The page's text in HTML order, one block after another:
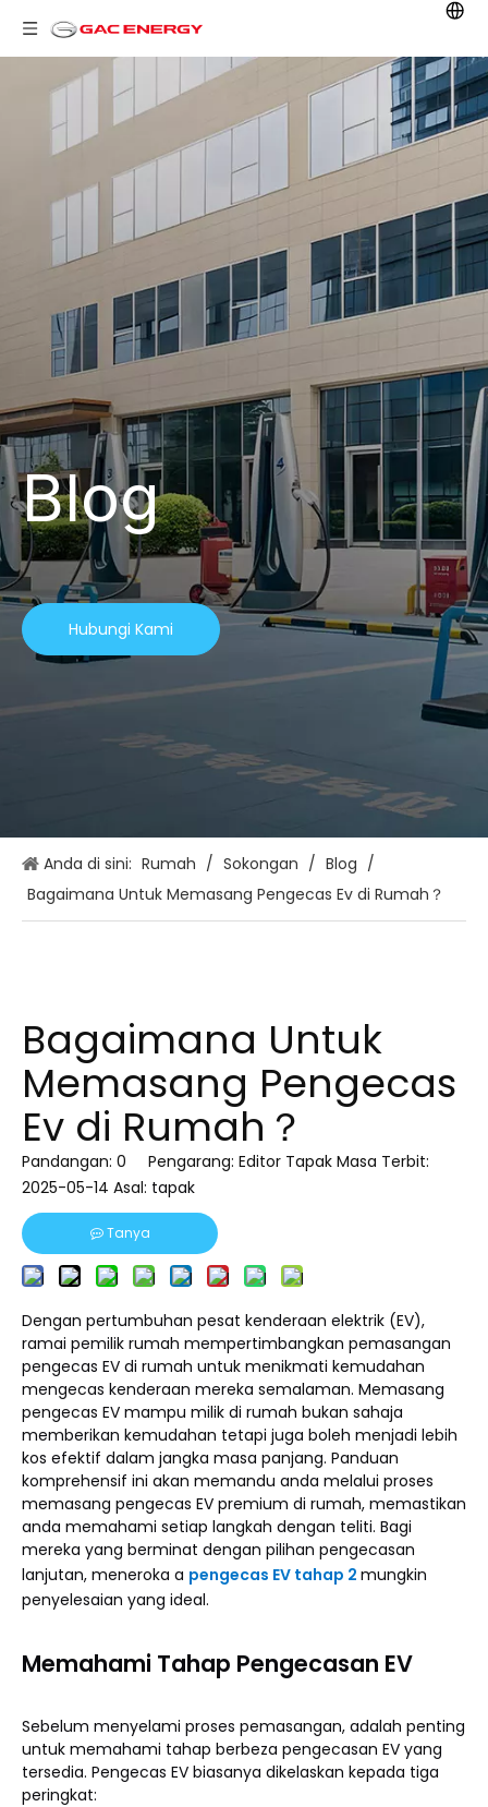
Blog
Hubungi Kami
Anda di sini: Rumah / Sokongan / Blog /
Bagaimana Untuk Memasang Pengecas Ev di Rumah？
Bagaimana Untuk
Memasang Pengecas
Ev di Rumah？
Pandangan: 0 Pengarang: Editor Tapak Masa Terbit:
2025-05-14 Asal: tapak
Tanya
Dengan pertumbuhan pesat kenderaan elektrik (EV),
ramai pemilik rumah mempertimbangkan pemasangan
pengecas EV di rumah untuk menikmati kemudahan
mengecas kenderaan mereka semalaman. Memasang
pengecas EV mampu milik di rumah bukan sahaja
memberikan kemudahan tetapi juga boleh menjadi lebih
kos efektif dalam jangka masa panjang. Panduan
komprehensif ini akan memandu anda melalui proses
memasang pengecas EV premium di rumah, memastikan
anda memahami setiap langkah dengan teliti. Bagi
mereka yang berminat dengan pilihan pengecasan
lanjutan, meneroka a pengecas EV tahap 2 mungkin
penyelesaian yang ideal.
Memahami Tahap Pengecasan EV
Sebelum menyelami proses pemasangan, adalah penting
untuk memahami tahap berbeza pengecasan EV yang
tersedia. Pengecas EV biasanya dikelaskan kepada tiga
peringkat: